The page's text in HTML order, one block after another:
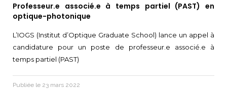
Professeur.e associé.e à temps partiel (PAST) en
optique-photonique
L’IOGS (Institut d’Optique Graduate School) lance un appel à
candidature pour un poste de professeur.e associé.e à
temps partiel (PAST)
Publiée le 23 mars 2022